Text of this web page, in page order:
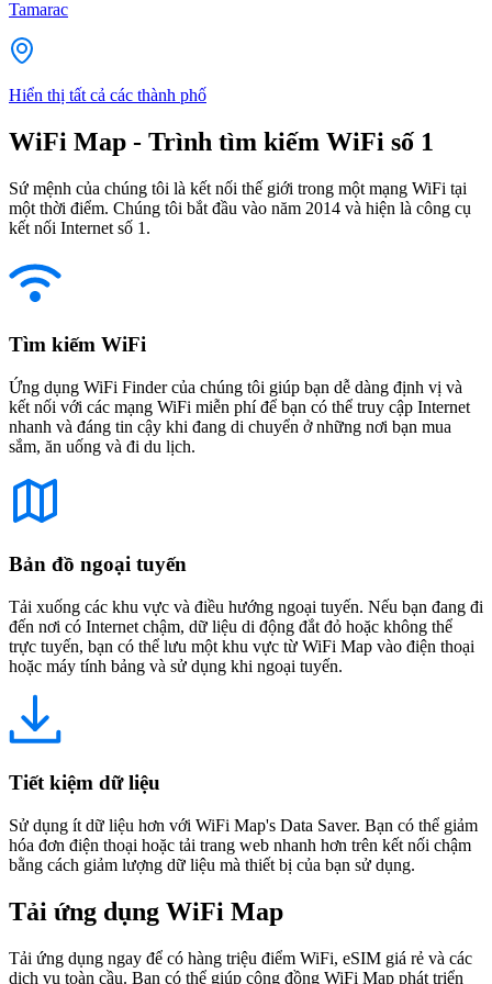
Tamarac
Hiển thị tất cả các thành phố
WiFi Map - Trình tìm kiếm WiFi số 1
Sứ mệnh của chúng tôi là kết nối thế giới trong một mạng WiFi tại
một thời điểm. Chúng tôi bắt đầu vào năm 2014 và hiện là công cụ
kết nối Internet số 1.
Tìm kiếm WiFi
Ứng dụng WiFi Finder của chúng tôi giúp bạn dễ dàng định vị và
kết nối với các mạng WiFi miễn phí để bạn có thể truy cập Internet
nhanh và đáng tin cậy khi đang di chuyển ở những nơi bạn mua
sắm, ăn uống và đi du lịch.
Bản đồ ngoại tuyến
Tải xuống các khu vực và điều hướng ngoại tuyến. Nếu bạn đang đi
đến nơi có Internet chậm, dữ liệu di động đắt đỏ hoặc không thể
trực tuyến, bạn có thể lưu một khu vực từ WiFi Map vào điện thoại
hoặc máy tính bảng và sử dụng khi ngoại tuyến.
Tiết kiệm dữ liệu
Sử dụng ít dữ liệu hơn với WiFi Map's Data Saver. Bạn có thể giảm
hóa đơn điện thoại hoặc tải trang web nhanh hơn trên kết nối chậm
bằng cách giảm lượng dữ liệu mà thiết bị của bạn sử dụng.
Tải ứng dụng WiFi Map
Tải ứng dụng ngay để có hàng triệu điểm WiFi, eSIM giá rẻ và các
dịch vụ toàn cầu. Bạn có thể giúp cộng đồng WiFi Map phát triển